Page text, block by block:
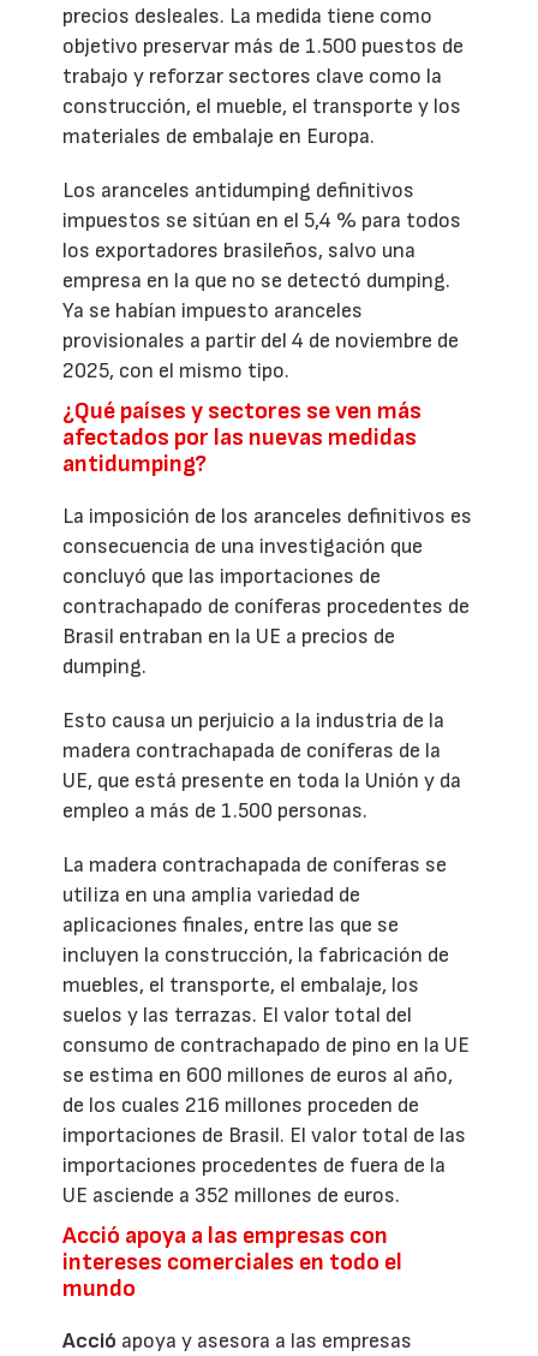
precios desleales. La medida tiene como
objetivo preservar más de 1.500 puestos de
trabajo y reforzar sectores clave como la
construcción, el mueble, el transporte y los
materiales de embalaje en Europa.
Los aranceles antidumping definitivos
impuestos se sitúan en el 5,4 % para todos
los exportadores brasileños, salvo una
empresa en la que no se detectó dumping.
Ya se habían impuesto aranceles
provisionales a partir del 4 de noviembre de
2025, con el mismo tipo.
¿Qué países y sectores se ven más
afectados por las nuevas medidas
antidumping?
La imposición de los aranceles definitivos es
consecuencia de una investigación que
concluyó que las importaciones de
contrachapado de coníferas procedentes de
Brasil entraban en la UE a precios de
dumping.
Esto causa un perjuicio a la industria de la
madera contrachapada de coníferas de la
UE, que está presente en toda la Unión y da
empleo a más de 1.500 personas.
La madera contrachapada de coníferas se
utiliza en una amplia variedad de
aplicaciones finales, entre las que se
incluyen la construcción, la fabricación de
muebles, el transporte, el embalaje, los
suelos y las terrazas. El valor total del
consumo de contrachapado de pino en la UE
se estima en 600 millones de euros al año,
de los cuales 216 millones proceden de
importaciones de Brasil. El valor total de las
importaciones procedentes de fuera de la
UE asciende a 352 millones de euros.
Acció apoya a las empresas con
intereses comerciales en todo el
mundo
Acció apoya y asesora a las empresas